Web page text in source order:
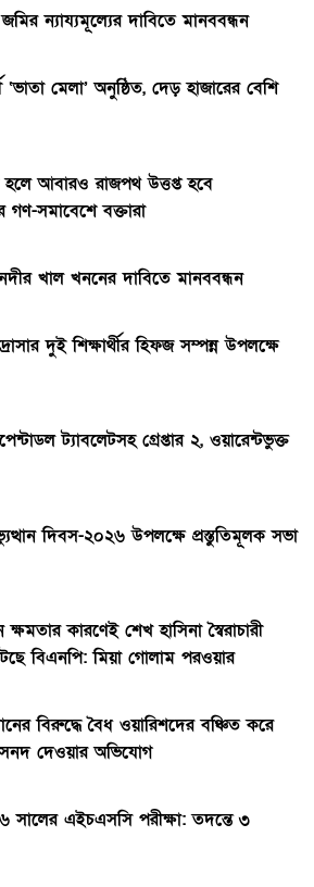
ন্যায্যমূল্যের দাবিতে মানববন্ধন
‘ভাতা মেলা’ অনুষ্ঠিত, দেড় হাজারের বেশি
আবারও রাজপথ উত্তপ্ত হবে
গণ-সমাবেশে বক্তারা
খাল খননের দাবিতে মানববন্ধন
দুই শিক্ষার্থীর হিফজ সম্পন্ন উপলক্ষে
ট্যাবলেটসহ গ্রেপ্তার ২, ওয়ারেন্টভুক্ত
দিবস-২০২৬ উপলক্ষে প্রস্তুতিমূলক সভা
কারণেই শেখ হাসিনা স্বৈরাচারী
বিএনপি: মিয়া গোলাম পরওয়ার
বিরুদ্ধে বৈধ ওয়ারিশদের বঞ্চিত করে
দেওয়ার অভিযোগ
সালের এইচএসসি পরীক্ষা: তদন্তে ৩